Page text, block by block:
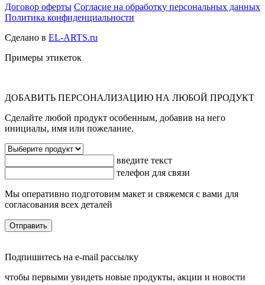
Договор оферты Согласие на обработку персональных данных
Политика конфиденциальности
Сделано в EL-ARTS.ru
Примеры этикеток
ДОБАВИТЬ ПЕРСОНАЛИЗАЦИЮ НА ЛЮБОЙ ПРОДУКТ
Сделайте любой продукт особенным, добавив на него
инициалы, имя или пожелание.
введите текст
телефон для связи
Мы оперативно подготовим макет и свяжемся с вами для
согласования всех деталей
Отправить
Подпишитесь на e-mail рассылку
чтобы первыми увидеть новые продукты, акции и новости